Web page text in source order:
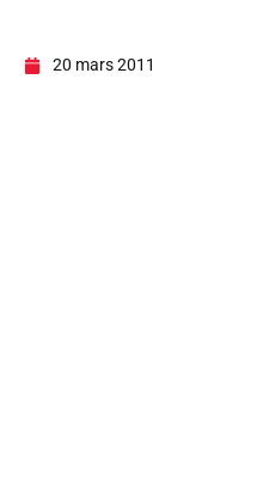
20 mars 2011